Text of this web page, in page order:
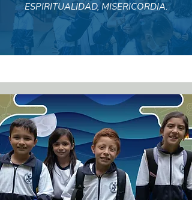
ESPIRITUALIDAD, MISERICORDIA.